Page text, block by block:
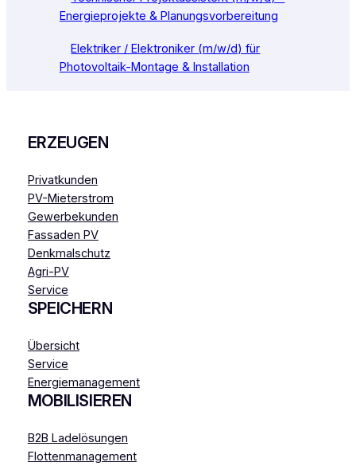
Energieprojekte & Planungsvorbereitung
Elektriker / Elektroniker (m/w/d) für
Photovoltaik-Montage & Installation
ERZEUGEN
Privatkunden
PV-Mieterstrom
Gewerbekunden
Fassaden PV
Denkmalschutz
Agri-PV
Service
SPEICHERN
Übersicht
Service
Energiemanagement
MOBILISIEREN
B2B Ladelösungen
Flottenmanagement